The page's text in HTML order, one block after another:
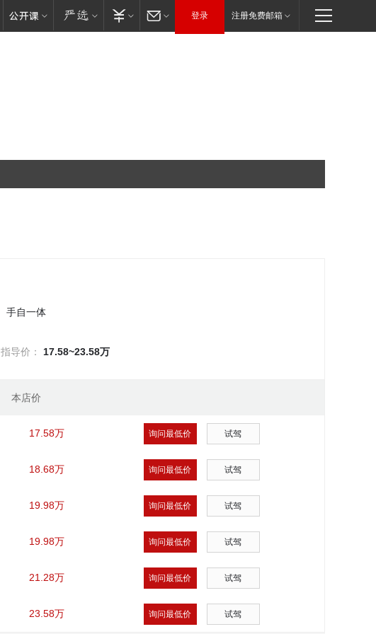
登录 注册免费邮箱
手自一体
指导价： 17.58~23.58万
本店价
17.58万 询问最低价 试驾
18.68万 询问最低价 试驾
19.98万 询问最低价 试驾
19.98万 询问最低价 试驾
21.28万 询问最低价 试驾
23.58万 询问最低价 试驾